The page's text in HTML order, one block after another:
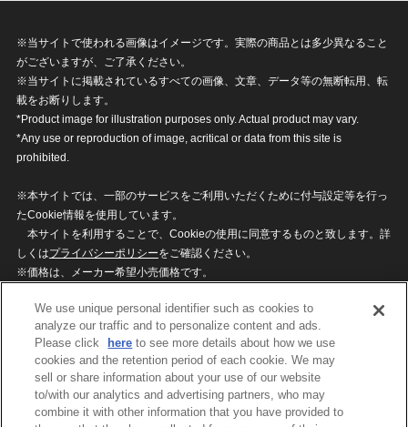
※当サイトで使われる画像はイメージです。実際の商品とは多少異なること
がございますが、ご了承ください。
※当サイトに掲載されているすべての画像、文章、データ等の無断転用、転
載をお断りします。
*Product image for illustration purposes only. Actual product may vary.
*Any use or reproduction of image, acritical or data from this site is
prohibited.
※本サイトでは、一部のサービスをご利用いただくために付与設定等を行っ
たCookie情報を使用しています。
本サイトを利用することで、Cookieの使用に同意するものと致します。詳
しくはプライバシーポリシーをご確認ください。
※価格は、メーカー希望小売価格です。
ざいますのでご了承ください。
privacypolicy
Do Not Sell or Share My
Personal Information
ウェブサイトご利用条件
ソーシャルメディアポリシー
個人情報保護方針
お問い合わせ
We use unique personal identifier such as cookies to
analyze our traffic and to personalize content and ads.
Please click
here to see more details about how we use
cookies and the retention period of each cookie. We may
sell or share information about your use of our website
to/with our analytics and advertising partners, who may
combine it with other information that you have provided to